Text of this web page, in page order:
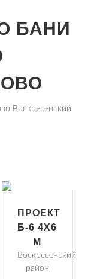
БАНИ
Воскресенский
ПРОЕКТ
Б-6 4Х6
М
Воскресенский
район